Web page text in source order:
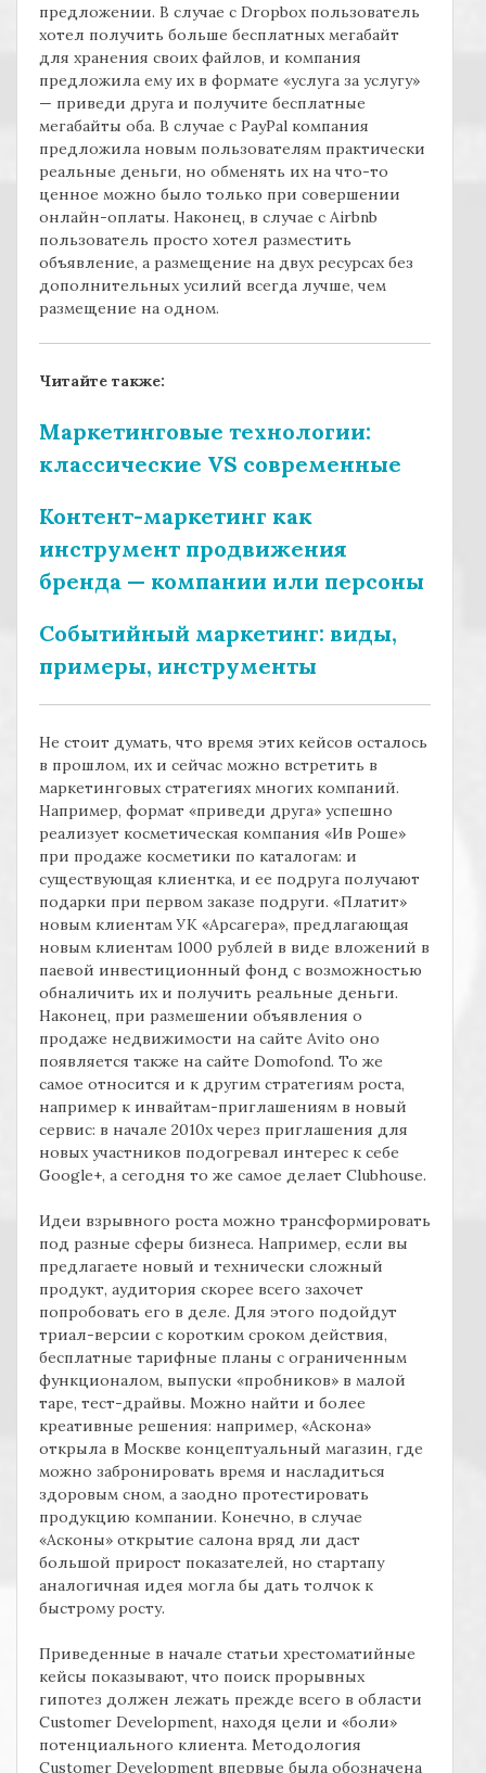
предложении. В случае с Dropbox пользователь
хотел получить больше бесплатных мегабайт
для хранения своих файлов, и компания
предложила ему их в формате «услуга за услугу»
— приведи друга и получите бесплатные
мегабайты оба. В случае с PayPal компания
предложила новым пользователям практически
реальные деньги, но обменять их на что-то
ценное можно было только при совершении
онлайн-оплаты. Наконец, в случае с Airbnb
пользователь просто хотел разместить
объявление, а размещение на двух ресурсах без
дополнительных усилий всегда лучше, чем
размещение на одном.
Читайте также:
Маркетинговые технологии:
классические VS современные
Контент-маркетинг как
инструмент продвижения
бренда — компании или персоны
Событийный маркетинг: виды,
примеры, инструменты
Не стоит думать, что время этих кейсов осталось
в прошлом, их и сейчас можно встретить в
маркетинговых стратегиях многих компаний.
Например, формат «приведи друга» успешно
реализует косметическая компания «Ив Роше»
при продаже косметики по каталогам: и
существующая клиентка, и ее подруга получают
подарки при первом заказе подруги. «Платит»
новым клиентам УК «Арсагера», предлагающая
новым клиентам 1000 рублей в виде вложений в
паевой инвестиционный фонд с возможностью
обналичить их и получить реальные деньги.
Наконец, при размешении объявления о
продаже недвижимости на сайте Avito оно
появляется также на сайте Domofond. То же
самое относится и к другим стратегиям роста,
например к инвайтам-приглашениям в новый
сервис: в начале 2010х через приглашения для
новых участников подогревал интерес к себе
Google+, а сегодня то же самое делает Clubhouse.
Идеи взрывного роста можно трансформировать
под разные сферы бизнеса. Например, если вы
предлагаете новый и технически сложный
продукт, аудитория скорее всего захочет
попробовать его в деле. Для этого подойдут
триал-версии с коротким сроком действия,
бесплатные тарифные планы с ограниченным
функционалом, выпуски «пробников» в малой
таре, тест-драйвы. Можно найти и более
креативные решения: например, «Аскона»
открыла в Москве концептуальный магазин, где
можно забронировать время и насладиться
здоровым сном, а заодно протестировать
продукцию компании. Конечно, в случае
«Асконы» открытие салона вряд ли даст
большой прирост показателей, но стартапу
аналогичная идея могла бы дать толчок к
быстрому росту.
Приведенные в начале статьи хрестоматийные
кейсы показывают, что поиск прорывных
гипотез должен лежать прежде всего в области
Customer Development, находя цели и «боли»
потенциального клиента. Методология
Customer Development впервые была обозначена